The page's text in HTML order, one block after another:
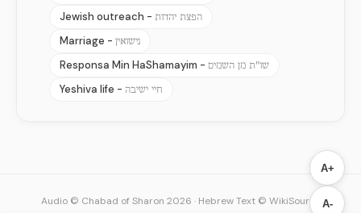
Jewish outreach - הפצת יהדות
Marriage - נישואין
Responsa Min HaShamayim - שו"ת מן השמים
Yeshiva life - חיי ישיבה
A+
A-
Audio © Chabad of Sharon 2026 · Hebrew Text © WikiSource